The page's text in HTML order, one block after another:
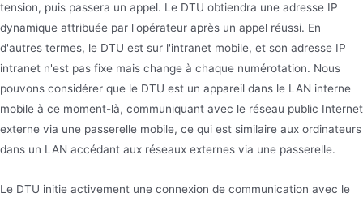
tension, puis passera un appel. Le DTU obtiendra une adresse IP
dynamique attribuée par l'opérateur après un appel réussi. En
d'autres termes, le DTU est sur l'intranet mobile, et son adresse IP
intranet n'est pas fixe mais change à chaque numérotation. Nous
pouvons considérer que le DTU est un appareil dans le LAN interne
mobile à ce moment-là, communiquant avec le réseau public Internet
externe via une passerelle mobile, ce qui est similaire aux ordinateurs
dans un LAN accédant aux réseaux externes via une passerelle.
Le DTU initie activement une connexion de communication avec le